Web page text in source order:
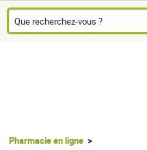
Pharmacie en ligne